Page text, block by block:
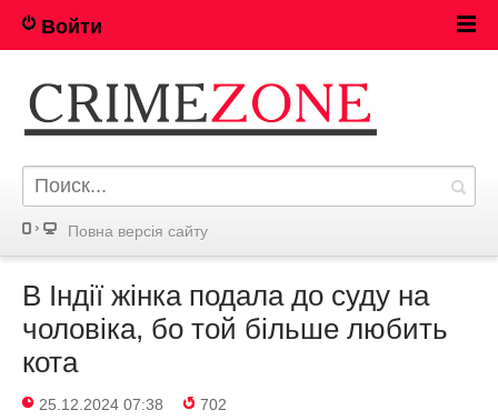
Войти
Повна версія сайту
В Індії жінка подала до суду на
чоловіка, бо той більше любить
кота
25.12.2024 07:38
702